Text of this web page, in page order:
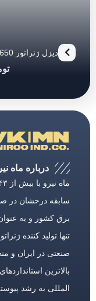
دیزل ژنراتور 1650 کیلو ولت آمپر پرکینز
درباره ماه
سابقه درخشان در
برق كشور و به
تنها تولید كننده
صنعتی در ایران و
بالاترین
المللی به رشد